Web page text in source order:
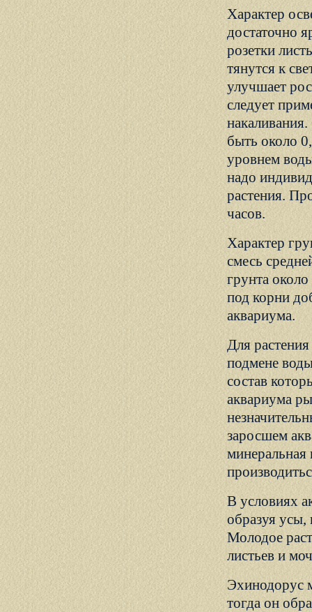
Характер
достаточно
розетки
тянутся к
улучшает
следует
быть около
уровнем
надо
растения.
часов.
Характер
смесь
грунта
под корни
аквариума.
Для
подмене
состав
аквариума
заросшем
минеральная
В условиях
образуя усы,
Молодое
листьев и
Эхинодорус
тогда он